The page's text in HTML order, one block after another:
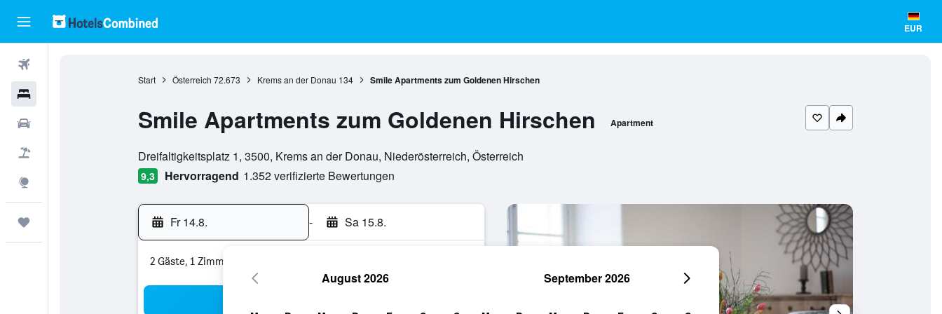
EUR
Start Österreich 72.673 Krems an der Donau 134 Smile Apartments zum Goldenen Hirschen
Smile Apartments zum Goldenen Hirschen Apartment
Dreifaltigkeitsplatz 1, 3500, Krems an der Donau, Niederösterreich, Österreich
9,3 Hervorragend 1.352 verifizierte Bewertungen
Fr 14.8. - Sa 15.8.
2 Gäste, 1 Zimmer
August 2026 September 2026